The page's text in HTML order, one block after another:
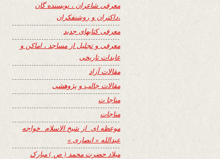
معرفی شاعران ، نویسنده گان
،داکتران و روشنفکران
معرفی کتابهای جدید
معرفی و تجلیل از مساجد ، اماکن و
عابدات تاریخی
مقالات آزاد
مقالات جالب و پژوهشی
مناجا ت
مناجات
موعظه ای از شیخ الاسلام خواجه
عبدالله « انصاری »
میلاد حضرت محمد ( ص ) مبارک